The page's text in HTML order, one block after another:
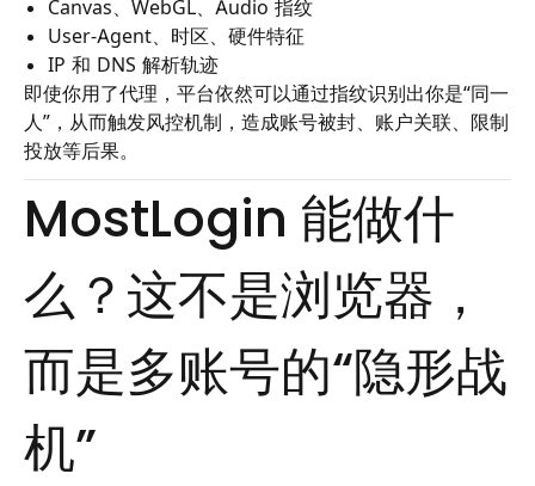
Canvas、WebGL、Audio 指纹
User-Agent、时区、硬件特征
IP 和 DNS 解析轨迹
即使你用了代理，平台依然可以通过指纹识别出你是“同一
人”，从而触发风控机制，造成账号被封、账户关联、限制
投放等后果。
MostLogin 能做什
么？这不是浏览器，
而是多账号的“隐形战
机”